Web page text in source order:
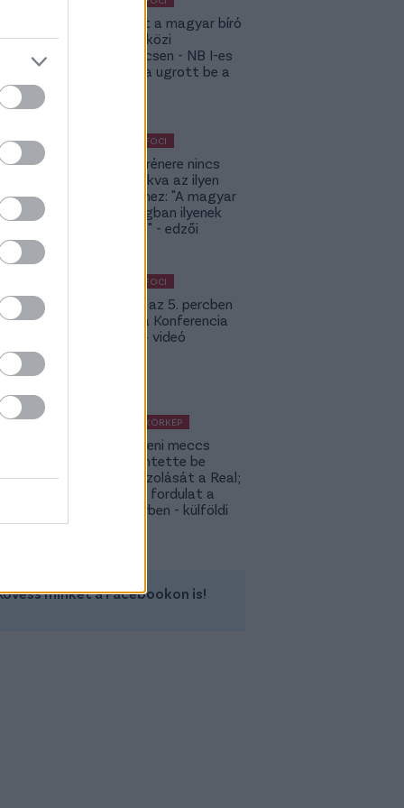
Megsérült a magyar bíró
a nemzetközi
kupameccsen - NB I-es
honfitársa ugrott be a
KÜLFÖLDI FOCI
A DVSC trénere nincs
hozzászokva az ilyen
meccsekhez: "A magyar
bajnokságban ilyenek
nincsenek" - edzői
KÜLFÖLDI FOCI
Bolla már az 5. percben
betalált a Konferencia
Ligában – videó
KÜLFÖLDI KÖRKÉP
A Fradi elleni meccs
előtt jelentette be
rekordigazolását a Real;
hatalmas fordulat a
Rodri-ügyben - külföldi
minket a Facebookon is!